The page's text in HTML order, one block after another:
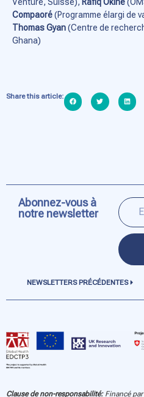
Compaoré(Programme élargi de
Thomas Gyan(Centre de
Ghana)
Share this article:
Abonnez-vous à
notre newsletter
NEWSLETTERS PRÉCÉDENTES
Clause de non-responsabilité:Financé par